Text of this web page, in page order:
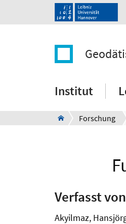
Institut
Forschung
Verfasst von
Akyilmaz,